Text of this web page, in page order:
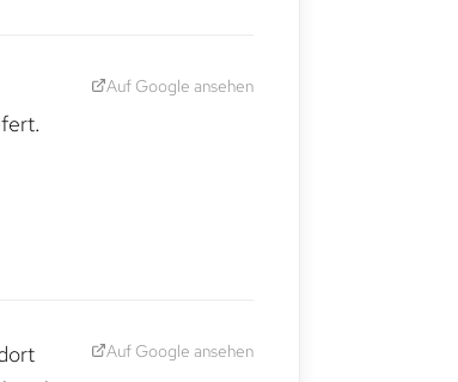
Auf Google ansehen
Auf Google ansehen